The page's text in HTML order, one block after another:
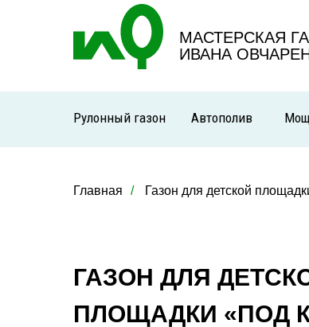
МАСТЕРСКАЯ
ИВАНА
Рулонный газон Автополив
Главная / Газон для детской
ГАЗОН ДЛЯ
ПЛОЩАДКИ «ПОД